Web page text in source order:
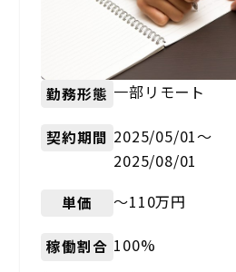
勤務形態 一部リモート
契約期間 2025/05/01〜
2025/08/01
単価 〜110万円
稼働割合 100%